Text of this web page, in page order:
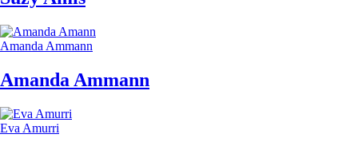
Amanda Ammann
Amanda Ammann
Eva Amurri